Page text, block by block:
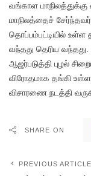
வங்காள
மாநிலத்தைச்
தொப்பம்பட்டியில் உள்ள
வந்தது தெரிய
ஆஜர்படுத்தி புழல்
விரோதமாக தங்கி
விசாரணை நடத்தி
SHARE ON
PREVIOUS ARTICLE